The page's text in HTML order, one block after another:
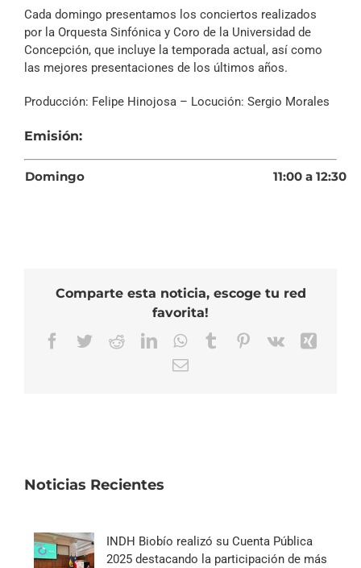
Archivo Sonoro
Cada domingo presentamos los conciertos realizados
por la Orquesta Sinfónica y Coro de la Universidad de
Concepción, que incluye la temporada actual, así como
las mejores presentaciones de los últimos años.
Producción: Felipe Hinojosa – Locución: Sergio Morales
Emisión:
Domingo 11:00 a 12:30
Comparte esta noticia, escoge tu red
favorita!
Facebook
TwitterRedditLinkedInWhatsApp
TumblrPinterest
Vk
Correo
Noticias Recientes
INDH Biobío realizó su Cuenta Pública
2025 destacando la participación de más